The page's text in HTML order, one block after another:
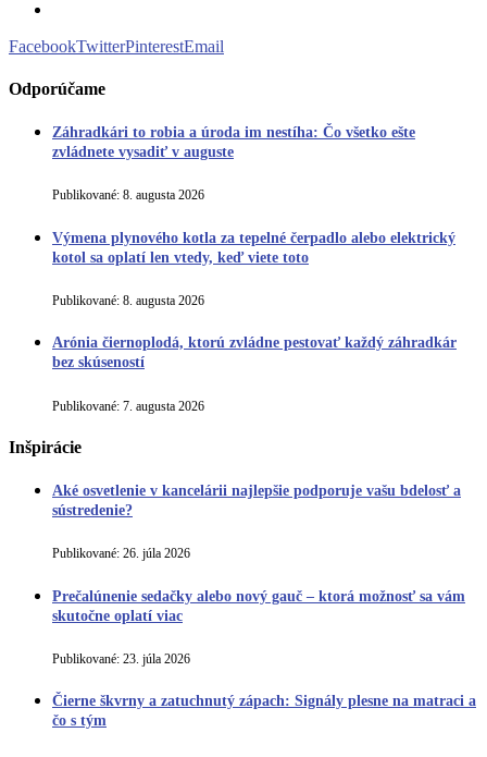
FacebookTwitterPinterestEmail
Odporúčame
Záhradkári to robia a úroda im nestíha: Čo všetko ešte
zvládnete vysadiť v auguste
Publikované: 8. augusta 2026
Výmena plynového kotla za tepelné čerpadlo alebo elektrický
kotol sa oplatí len vtedy, keď viete toto
Publikované: 8. augusta 2026
Arónia čiernoplodá, ktorú zvládne pestovať každý záhradkár
bez skúseností
Publikované: 7. augusta 2026
Inšpirácie
Aké osvetlenie v kancelárii najlepšie podporuje vašu bdelosť a
sústredenie?
Publikované: 26. júla 2026
Prečalúnenie sedačky alebo nový gauč – ktorá možnosť sa vám
skutočne oplatí viac
Publikované: 23. júla 2026
Čierne škvrny a zatuchnutý zápach: Signály plesne na matraci a
čo s tým